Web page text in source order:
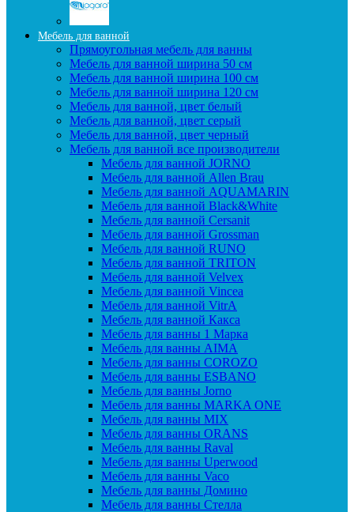
Мебель для ванной
Прямоугольная мебель для ванны
Мебель для ванной ширина 50 см
Мебель для ванной ширина 100 см
Мебель для ванной ширина 120 см
Мебель для ванной, цвет белый
Мебель для ванной, цвет серый
Мебель для ванной, цвет черный
Мебель для ванной все производители
Мебель для ванной JORNO
Мебель для ванной Allen Brau
Мебель для ванной AQUAMARIN
Мебель для ванной Black&White
Мебель для ванной Cersanit
Мебель для ванной Grossman
Мебель для ванной RUNO
Мебель для ванной TRITON
Мебель для ванной Velvex
Мебель для ванной Vincea
Мебель для ванной VitrA
Мебель для ванной Какса
Мебель для ванны 1 Марка
Мебель для ванны AIMA
Мебель для ванны COROZO
Мебель для ванны ESBANO
Мебель для ванны Jorno
Мебель для ванны MARKA ONE
Мебель для ванны MIX
Мебель для ванны ORANS
Мебель для ванны Raval
Мебель для ванны Uperwood
Мебель для ванны Vaco
Мебель для ванны Домино
Мебель для ванны Стелла